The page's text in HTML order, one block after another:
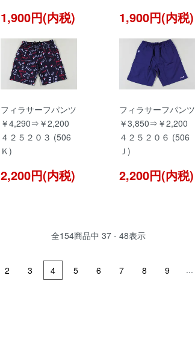
1,900円(内税) 1,900円(内税)
フィラサーフパンツ
￥4,290⇒￥2,200
４２５２０３ (506
Ｋ)
2,200円(内税)
フィラサーフパンツ
￥3,850⇒￥2,200
４２５２０６ (506
Ｊ)
2,200円(内税)
全154商品中 37 - 48表示
2 3 4 5 6 7 8 9 ...